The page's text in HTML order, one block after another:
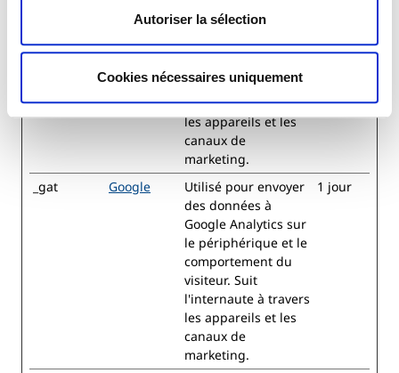
Autoriser la sélection
Cookies nécessaires uniquement
des données à
Google Analytics sur
le périphérique et le
visiteur. Suit
l'internaute à travers
les appareils et les
canaux de
marketing.
_gat Google
Utilisé pour envoyer
des données à
Google Analytics sur
le périphérique et le
comportement du
visiteur. Suit
l'internaute à travers
les appareils et les
canaux de
marketing.
1 jour